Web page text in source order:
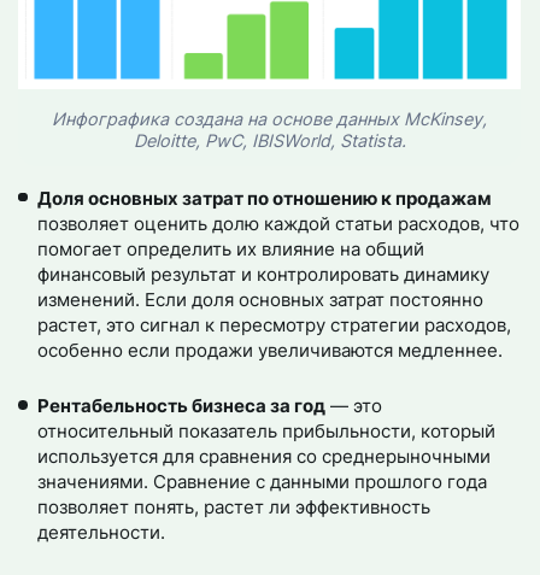
Инфографика создана на основе данных McKinsey,
Deloitte, PwC, IBISWorld, Statista.
Доля основных затрат по отношению к продажам
позволяет оценить долю каждой статьи расходов, что
помогает определить их влияние на общий
финансовый результат и контролировать динамику
изменений. Если доля основных затрат постоянно
растет, это сигнал к пересмотру стратегии расходов,
особенно если продажи увеличиваются медленнее.
Рентабельность бизнеса за год— это
относительный показатель прибыльности, который
используется для сравнения со среднерыночными
значениями. Сравнение с данными прошлого года
позволяет понять, растет ли эффективность
деятельности.